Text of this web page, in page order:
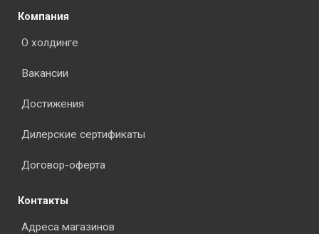
Компания
О холдинге
Вакансии
Достижения
Дилерские сертификаты
Договор-оферта
Контакты
Адреса магазинов